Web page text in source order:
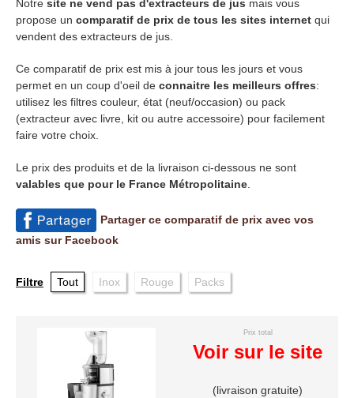
Notre site ne vend pas d'extracteurs de jus mais vous
propose un comparatif de prix de tous les sites internet qui
vendent des extracteurs de jus.
Ce comparatif de prix est mis à jour tous les jours et vous
permet en un coup d'oeil de connaitre les meilleurs offres:
utilisez les filtres couleur, état (neuf/occasion) ou pack
(extracteur avec livre, kit ou autre accessoire) pour facilement
faire votre choix.
Le prix des produits et de la livraison ci-dessous ne sont
valables que pour le France Métropolitaine
Partager ce comparatif de prix avec vos
amis sur Facebook
Filtre Tout Inox Rouge Packs
Prix total
Voir sur le site
(livraison gratuite)